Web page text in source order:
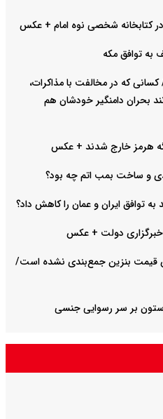
شخصی نوه امام + عکس
توافق مکه
که در مخالفت با مذاکرات،
بحران دامنگیر خودشان هم
و ساخت بمب اتم چه بود؟
دولت + عکس
قیمت بنزین جمع‌بندی نشده است/
بر سر رسوایی جنسی